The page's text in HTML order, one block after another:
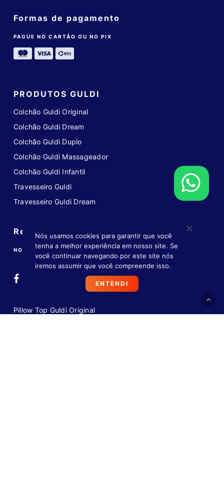
Formas de pagamento
PAGUE NO CARTÃO OU NO PIX
PRODUTOS GULDI
Colchão Guldi Original
Colchão Guldi Dream
Colchão Guldi Duplo
Colchão Guldi Massageador
Colchão Guldi Infantil
Travesseiro Guldi
Travesseiro Guldi Dream
Redes sociais
NOS ACOMPANHE NAS REDES
Pillow Top Guldi Original
Nós usamos cookies para garantir que você
tenha a melhor experiência em nosso site. Se
você continuar navegando por este site nós
iremos assumir que você compreende isso.
ENTENDI